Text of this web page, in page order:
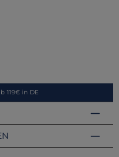
119€ in DE